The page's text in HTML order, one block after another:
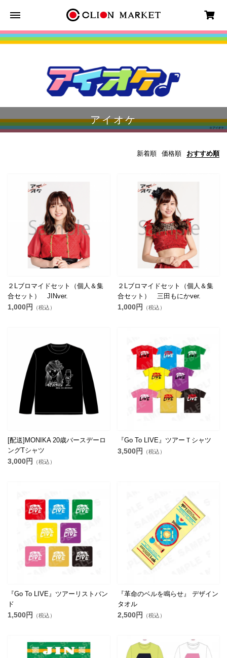
アイオケ
新着順 価格順 おすすめ順
２Lブロマイドセット（個人＆集
合セット） JINver.
1,000円 （税込）
２Lブロマイドセット（個人＆集
合セット） 三田もにかver.
1,000円 （税込）
[配送]MONIKA 20歳バースデーロ
ングTシャツ
3,000円 （税込）
『Go To LIVE』ツアーＴシャツ
3,500円 （税込）
『Go To LIVE』ツアーリストバン
ド
1,500円 （税込）
『革命のベルを鳴らせ』 デザイン
タオル
2,500円 （税込）